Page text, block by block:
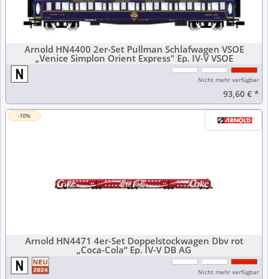
Arnold HN4400 2er-Set Pullman Schlafwagen VSOE
„Venice Simplon Orient Express" Ep. IV-V VSOE
Nicht mehr verfügbar
93,60 €*
-10%
Arnold HN4471 4er-Set Doppelstockwagen Dbv rot
„Coca-Cola“ Ep. IV-V DB AG
Nicht mehr verfügbar